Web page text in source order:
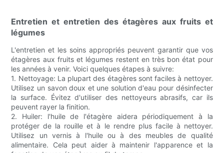
Entretien et entretien des étagères aux fruits et
légumes
L'entretien et les soins appropriés peuvent garantir que vos
étagères aux fruits et légumes restent en très bon état pour
les années à venir. Voici quelques étapes à suivre:
1. Nettoyage: La plupart des étagères sont faciles à nettoyer.
Utilisez un savon doux et une solution d'eau pour désinfecter
la surface. Évitez d'utiliser des nettoyeurs abrasifs, car ils
peuvent rayer la finition.
2. Huiler: l'huile de l'étagère aidera périodiquement à la
protéger de la rouille et à le rendre plus facile à nettoyer.
Utilisez un vernis à l'huile ou à des meubles de qualité
alimentaire. Cela peut aider à maintenir l'apparence et la